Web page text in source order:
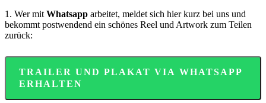
1. Wer mit Whatsapp arbeitet, meldet sich hier kurz bei uns und
bekommt postwendend ein schönes Reel und Artwork zum Teilen
zurück:
TRAILER UND PLAKAT VIA WHATSAPP
ERHALTEN